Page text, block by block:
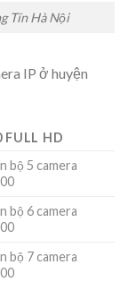
Tín Hà Nội
IP ở huyện
FULL HD
bộ 5 camera
bộ 6 camera
bộ 7 camera